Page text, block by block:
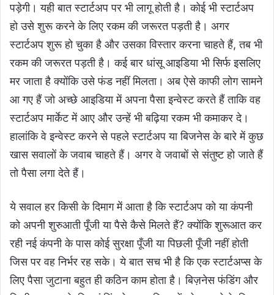
पड़ेगी। यही बात स्टार्टअप पर भी लागू होती है। कोई भी स्टार्टअप
हो उसे शुरू करने के लिए रकम की जरूरत पड़ती है। अगर
स्टार्टअप शुरू हो चुका है और उसका विस्तार करना चाहते हैं, तब भी
रकम की जरूरत पड़ती है। कई बार धांसू आइडिया भी सिर्फ इसलिए
मर जाता है क्योंकि उसे फंड नहीं मिलता। अब ऐसे काफी लोग सामने
आ गए हैं जो अच्छे आइडिया में अपना पैसा इन्वेस्ट करते हैं ताकि वह
स्टार्टअप मार्केट में आए और उन्हें भी बढ़िया रकम भी कमाकर दे।
हालांकि वे इन्वेस्ट करने से पहले स्टार्टअप या बिजनेस के बारे में कुछ
खास सवालों के जवाब चाहते हैं। अगर वे जवाबों से संतुष्ट हो जाते हैं
तो पैसा लगा देते हैं।
ये सवाल हर किसी के दिमाग में आता है कि स्टार्टअप को या कंपनी
को अपनी शुरुआती पूँजी या पैसे कैसे मिलते हैं? क्योंकि शुरूआत कर
रही नई कंपनी के पास कोई सुरक्षा पूँजी या पिछली पूँजी नहीं होती
जिस पर वह निर्भर रह सके। ये बात सच भी है कि एक स्टार्टअप्स के
लिए पैसा जुटाना बहुत ही कठिन काम होता है। बिज़नेस फंडिंग और